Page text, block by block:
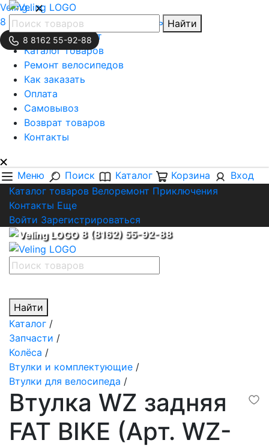
Veling..
8 (8162) 55-92-88
Обратная связь
Личный кабинет
Каталог товаров
Ремонт велосипедов
Как заказать
Оплата
Самовывоз
Возврат товаров
Контакты
Меню Поиск Каталог Корзина Вход
Найти
8 8162 55-92-88
Каталог товаров Велоремонт Приключения
Контакты Еще
Войти Зарегистрироваться
8 (8162) 55-92-88
Найти
Каталог /
Запчасти /
Колёса /
Втулки и комплектующие /
Втулки для велосипеда /
Втулка WZ задняя
FAT BIKE (Арт. WZ-